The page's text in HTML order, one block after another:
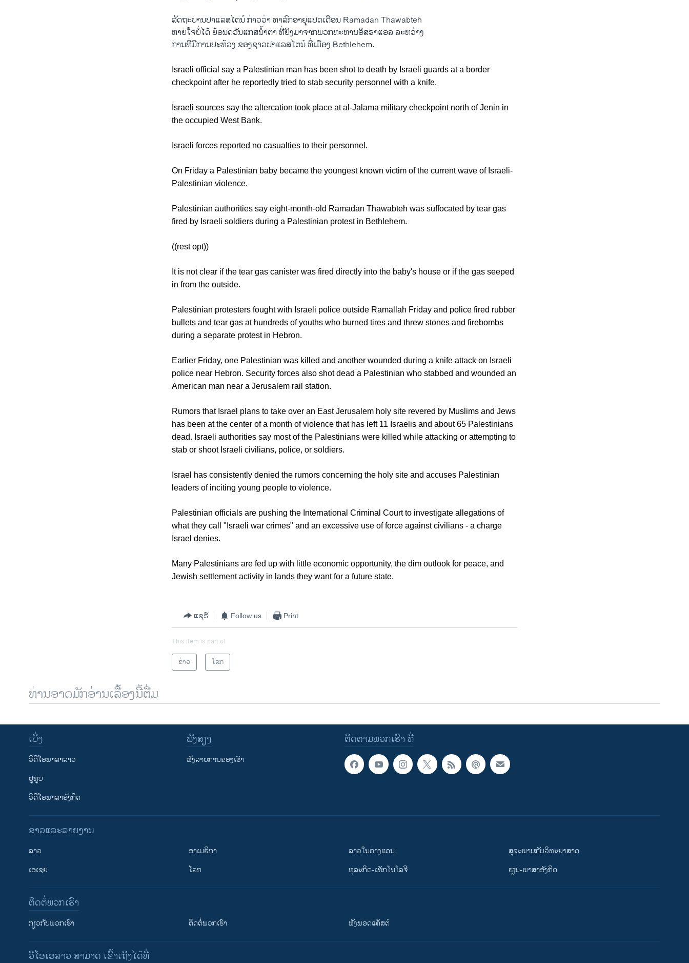
ລັດຖະບານ​ປາ​ແລ​ສ​ໄຕ​ນ໌ ກ່າວ​ວ່າ ທາລົກ​ອາຍຸ​ແປ​ດ​ເດືອນ Ramadan Thawabteh
ຫາຍ​ໃຈ​ບໍ່​ໄດ້ ​ຍ້ອນ​ຄວັນ​ແກ​ສນໍ້າຕາ ທີ່​ຍິງ​ມາ​ຈາກ​ພວກ​ທະຫານ​ອິສຣາ​ແອ​ລ ລະຫວ່າງ​
ການທີ່​ມີ​ການ​ປະ​ທ້ວງ ​ຂອງ​ຊາວ​ປາ​ແລ​ສ​ໄຕ​ນ໌ ທີ່ເມືອງ Bethlehem.
Israeli official say a Palestinian man has been shot to death by Israeli guards at a border
checkpoint after he reportedly tried to stab security personnel with a knife.
Israeli sources say the altercation took place at al-Jalama military checkpoint north of Jenin in
the occupied West Bank.
Israeli forces reported no casualties to their personnel.
On Friday a Palestinian baby became the youngest known victim of the current wave of Israeli-
Palestinian violence.
Palestinian authorities say eight-month-old Ramadan Thawabteh was suffocated by tear gas
fired by Israeli soldiers during a Palestinian protest in Bethlehem.
((rest opt))
It is not clear if the tear gas canister was fired directly into the baby's house or if the gas seeped
in from the outside.
Palestinian protesters fought with Israeli police outside Ramallah Friday and police fired rubber
bullets and tear gas at hundreds of youths who burned tires and threw stones and firebombs
during a separate protest in Hebron.
Earlier Friday, one Palestinian was killed and another wounded during a knife attack on Israeli
police near Hebron. Security forces also shot dead a Palestinian who stabbed and wounded an
American man near a Jerusalem rail station.
Rumors that Israel plans to take over an East Jerusalem holy site revered by Muslims and Jews
has been at the center of a month of violence that has left 11 Israelis and about 65 Palestinians
dead. Israeli authorities say most of the Palestinians were killed while attacking or attempting to
stab or shoot Israeli civilians, police, or soldiers.
Israel has consistently denied the rumors concerning the holy site and accuses Palestinian
leaders of inciting young people to violence.
Palestinian officials are pushing the International Criminal Court to investigate allegations of
what they call "Israeli war crimes" and an excessive use of force against civilians - a charge
Israel denies.
Many Palestinians are fed up with little economic opportunity, the dim outlook for peace, and
Jewish settlement activity in lands they want for a future state.
ແຊຣ໌ Follow us Print
This item is part of
ຂ່າວ
ໂລກ
ທ່ານອາດມັກອ່ານເລື້ອງນີ້ຕື່ມ
ຕິດຕາມພວກເຮົາ ທີ່
ເບິ່ງ
ວີດີໂອພາສາລາວ
ຢູທູບ
ວີດີໂອພາສາອັງກິດ
ຟັງສຽງ
ຟັງລາຍການຂອງເຮົາ
ຂ່າວແລະລາຍງານ
ລາວ
ເອເຊຍ
ອາເມຣິກາ
ໂລກ
ລາວໃນຕ່າງແດນ
ທຸລະກິດ-ເທັກໂນໂລຈີ
ສຸຂະພາບກັບວິທະຍາສາດ
ຮຽນ-ພາສາອັງກິດ
ຕິດຕໍ່ພວກເຮົາ
ກ່ຽວກັບພວກເຮົາ ຕິດຕໍ່ພວກເຮົາ ຟັງພອດແຄັສຕ໌
ວີໂອເອລາວ ສາມາດ ເຂົ້າເຖິງໄດ້ທີ່